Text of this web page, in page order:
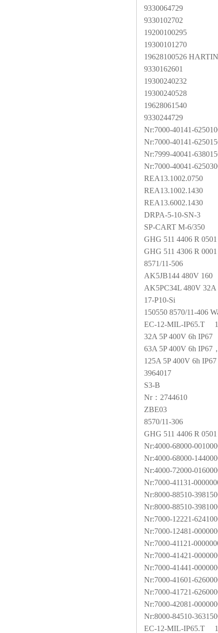
9330064729
9330102702
19200100295
19300101270
19628100526
9330162601
19300240232
19300240528
19628061540
9330244729
Nr:7000-40141-
Nr:7000-40141-
Nr:7999-40041-
Nr:7000-40041-
REA13.1002.0750
REA13.1002.1430
REA13.6002.1430
DRPA-5-10-SN-3
SP-CART M-6/350
GHG 511 4406 R
GHG 511 4306 R 0001
8571/11-506
AK5JB144 480V 160
AK5PC34L 480V 32A
17-P10-Si
150550 8570/11-406
EC-12-MIL-IP65.T
32A 5P 400V 6h IP67
63A 5P 400V 6h IP67
125A 5P 400V 6h IP67
3964017
S3-B
Nr：2744610
ZBE03
8570/11-306
GHG 511 4406 R
Nr:4000-68000-
Nr:4000-68000-
Nr:4000-72000-
Nr:7000-41131-
Nr:8000-88510-
Nr:8000-88510-
Nr:7000-12221-
Nr:7000-12481-
Nr:7000-41121-
Nr:7000-41421-
Nr:7000-41441-
Nr:7000-41601-
Nr:7000-41721-
Nr:7000-42081-
Nr:8000-84510-
EC-12-MIL-IP65.T